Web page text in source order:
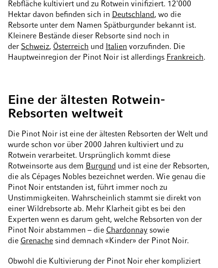
Rebfläche kultiviert und zu Rotwein vinifiziert. 12'000
Hektar davon befinden sich in Deutschland, wo die
Rebsorte unter dem Namen Spätburgunder bekannt ist.
Kleinere Bestände dieser Rebsorte sind noch in
der Schweiz, Österreich und Italien vorzufinden. Die
Hauptweinregion der Pinot Noir ist allerdings Frankreich.
Eine der ältesten Rotwein-
Rebsorten weltweit
Die Pinot Noir ist eine der ältesten Rebsorten der Welt und
wurde schon vor über 2000 Jahren kultiviert und zu
Rotwein verarbeitet. Ursprünglich kommt diese
Rotweinsorte aus dem Burgund und ist eine der Rebsorten,
die als Cépages Nobles bezeichnet werden. Wie genau die
Pinot Noir entstanden ist, führt immer noch zu
Unstimmigkeiten. Wahrscheinlich stammt sie direkt von
einer Wildrebsorte ab. Mehr Klarheit gibt es bei den
Experten wenn es darum geht, welche Rebsorten von der
Pinot Noir abstammen – die Chardonnay sowie
die Grenache sind demnach «Kinder» der Pinot Noir.
Obwohl die Kultivierung der Pinot Noir eher kompliziert